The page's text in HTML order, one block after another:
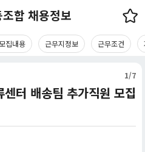
합 채용정보
집내용 근무지정보 근무조건
1/7
터 배송팀 추가직원 모집